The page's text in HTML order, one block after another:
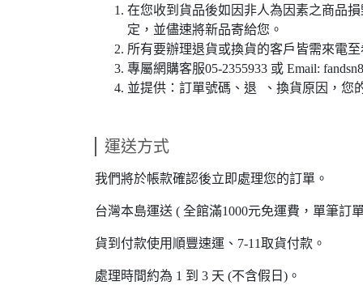
在您收到貨品後如因非人為因素之商品
定，並儘速將新品寄給您。
所有要辦理退貨或換貨的客戶皆需來電
專屬網購客服05-2355933 或 Email:
並提供：訂單號碼、退 、換貨原因，您
運送方式
我們將於帳款確認後立即處理您的訂單。
台灣本島運送 ( 全館滿1000元免運費，單筆訂
貨到付款使用順豐速運、7-11取貨付款。
處理時間約為 1 到 3 天 (不含假日)。